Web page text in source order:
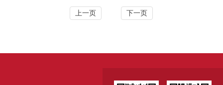
上一页 下一页